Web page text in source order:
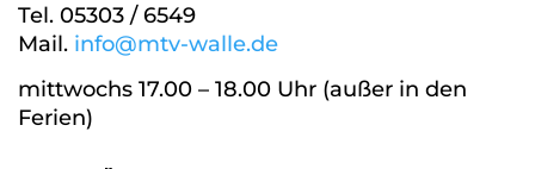
Tel. 05303 / 6549
Mail. info@mtv-walle.de
mittwochs 17.00 – 18.00 Uhr (außer in den
Ferien)